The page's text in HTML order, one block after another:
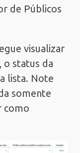
de Públicos
visualizar
o status da
lista. Note
somente
como